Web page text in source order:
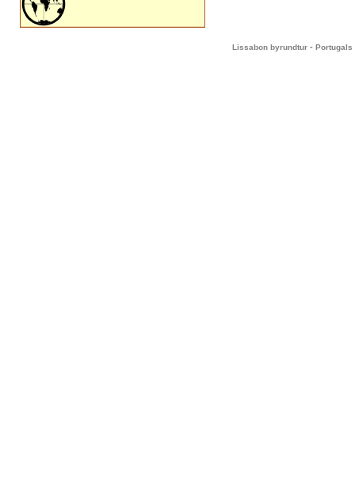
Lissabon byrundtur - Portugals